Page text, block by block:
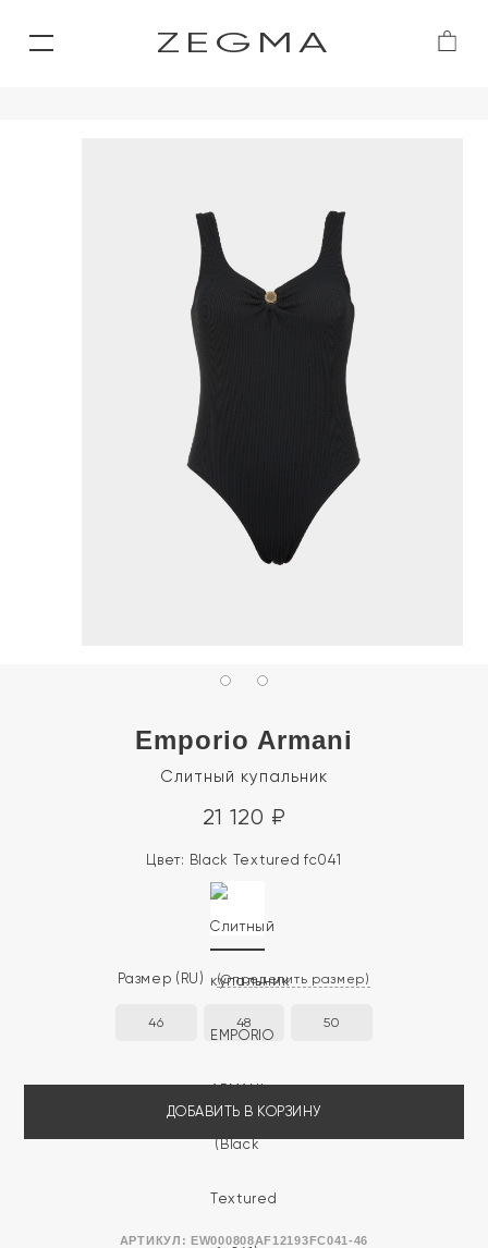
ZEGMA
Emporio Armani
Слитный купальник
АРТИКУЛ:EW000808AF12193FC041-46
21 120 ₽
Цвет: Black Textured fc041
Размер (RU) (Определить размер)
46 48 50
ДОБАВИТЬ В КОРЗИНУ